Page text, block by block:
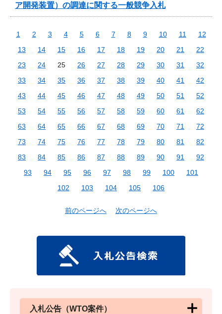
ア開発装置）の調達に関する一般競争入札
1 2 3 4 5 6 7 8 9 10 11
12
13
14 15 16 17 18 19 20 21
22
23
24 25 26 27 28 29 30 31
32
33
34 35 36 37 38 39 40 41
42
43
44 45 46 47 48 49 50 51
52
53
54 55 56 57 58 59 60 61
62
63
64 65 66 67 68 69 70 71
72
73
74 75 76 77 78 79 80 81
82
83
84 85 86 87 88 89 90 91
92
93
94 95 96 97 98 99 100
101
102
103 104 105 106
前のページへ 次のページへ
入札公告（WTO案件）